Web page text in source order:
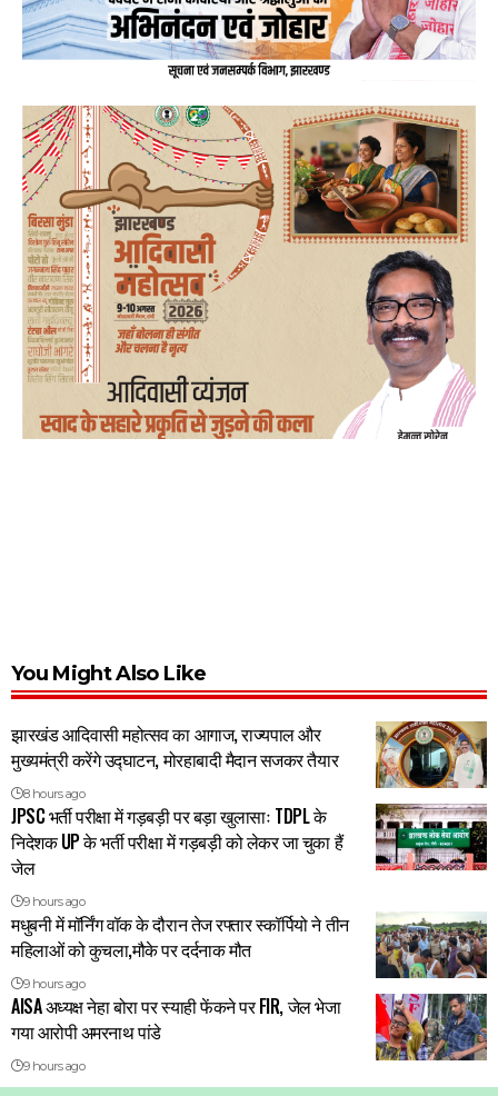
You Might Also Like
झारखंड आदिवासी महोत्सव का आगाज, राज्यपाल और
मुख्यमंत्री करेंगे उद्घाटन, मोरहाबादी मैदान सजकर तैयार
8 hours ago
JPSC भर्ती परीक्षा में गड़बड़ी पर बड़ा खुलासाः TDPL के
निदेशक UP के भर्ती परीक्षा में गड़बड़ी को लेकर जा चुका हैं
जेल
9 hours ago
मधुबनी में मॉर्निंग वॉक के दौरान तेज रफ्तार स्कॉर्पियो ने तीन
महिलाओं को कुचला,मौके पर दर्दनाक मौत
9 hours ago
AISA अध्यक्ष नेहा बोरा पर स्याही फेंकने पर FIR, जेल भेजा
गया आरोपी अमरनाथ पांडे
9 hours ago